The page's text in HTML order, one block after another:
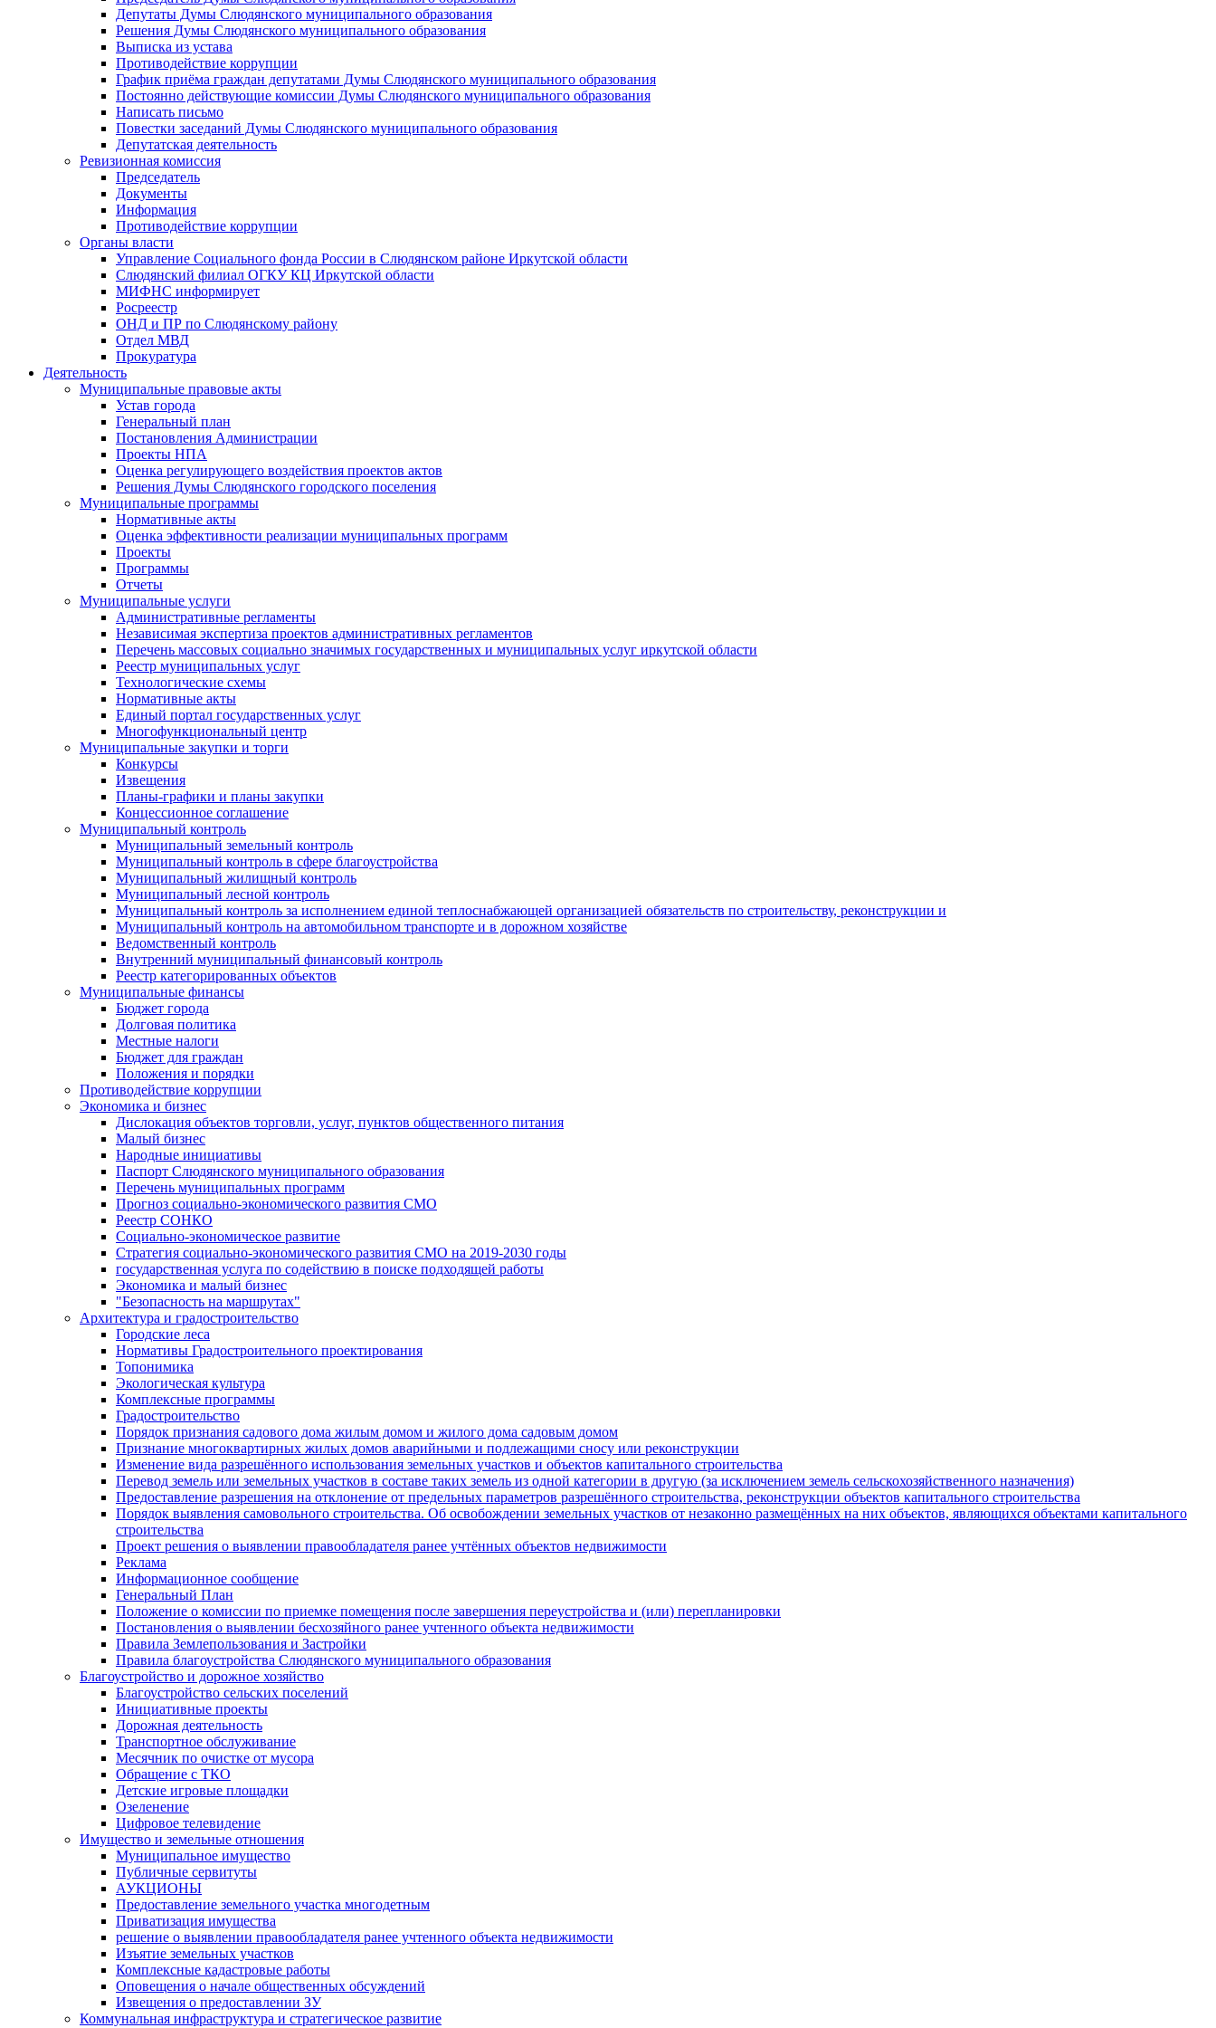
Депутаты Думы Слюдянского муниципального образования
Решения Думы Слюдянского муниципального образования
Выписка из устава
Противодействие коррупции
График приёма граждан депутатами Думы Слюдянского муниципального образования
Постоянно действующие комиссии Думы Слюдянского муниципального образования
Написать письмо
Повестки заседаний Думы Слюдянского муниципального образования
Депутатская деятельность
Ревизионная комиссия
Председатель
Документы
Информация
Противодействие коррупции
Органы власти
Управление Социального фонда России в Слюдянском районе Иркутской области
Слюдянский филиал ОГКУ КЦ Иркутской области
МИФНС информирует
Росреестр
ОНД и ПР по Слюдянскому району
Отдел МВД
Прокуратура
Деятельность
Муниципальные правовые акты
Устав города
Генеральный план
Постановления Администрации
Проекты НПА
Оценка регулирующего воздействия проектов актов
Решения Думы Слюдянского городского поселения
Муниципальные программы
Нормативные акты
Оценка эффективности реализации муниципальных программ
Проекты
Программы
Отчеты
Муниципальные услуги
Административные регламенты
Независимая экспертиза проектов административных регламентов
Перечень массовых социально значимых государственных и муниципальных услуг иркутской области
Реестр муниципальных услуг
Технологические схемы
Нормативные акты
Единый портал государственных услуг
Многофункциональный центр
Муниципальные закупки и торги
Конкурсы
Извещения
Планы-графики и планы закупки
Концессионное соглашение
Муниципальный контроль
Муниципальный земельный контроль
Муниципальный контроль в сфере благоустройства
Муниципальный жилищный контроль
Муниципальный лесной контроль
Муниципальный контроль за исполнением единой теплоснабжающей организацией обязательств по строительству, реконструкции и
Муниципальный контроль на автомобильном транспорте и в дорожном хозяйстве
Ведомственный контроль
Внутренний муниципальный финансовый контроль
Реестр категорированных объектов
Муниципальные финансы
Бюджет города
Долговая политика
Местные налоги
Бюджет для граждан
Положения и порядки
Противодействие коррупции
Экономика и бизнес
Дислокация объектов торговли, услуг, пунктов общественного питания
Малый бизнес
Народные инициативы
Паспорт Слюдянского муниципального образования
Перечень муниципальных программ
Прогноз социально-экономического развития СМО
Реестр СОНКО
Социально-экономическое развитие
Стратегия социально-экономического развития СМО на 2019-2030 годы
государственная услуга по содействию в поиске подходящей работы
Экономика и малый бизнес
"Безопасность на маршрутах"
Архитектура и градостроительство
Городские леса
Нормативы Градостроительного проектирования
Топонимика
Экологическая культура
Комплексные программы
Градостроительство
Порядок признания садового дома жилым домом и жилого дома садовым домом
Признание многоквартирных жилых домов аварийными и подлежащими сносу или реконструкции
Изменение вида разрешённого использования земельных участков и объектов капитального строительства
Перевод земель или земельных участков в составе таких земель из одной категории в другую (за исключением земель сельскохозяйственного назначения)
Предоставление разрешения на отклонение от предельных параметров разрешённого строительства, реконструкции объектов капитального строительства
Порядок выявления самовольного строительства. Об освобождении земельных участков от незаконно размещённых на них объектов, являющихся объектами капитального
строительства
Проект решения о выявлении правообладателя ранее учтённых объектов недвижимости
Реклама
Информационное сообщение
Генеральный План
Положение о комиссии по приемке помещения после завершения переустройства и (или) перепланировки
Постановления о выявлении бесхозяйного ранее учтенного объекта недвижимости
Правила Землепользования и Застройки
Правила благоустройства Слюдянского муниципального образования
Благоустройство и дорожное хозяйство
Благоустройство сельских поселений
Инициативные проекты
Дорожная деятельность
Транспортное обслуживание
Месячник по очистке от мусора
Обращение с ТКО
Детские игровые площадки
Озеленение
Цифровое телевидение
Имущество и земельные отношения
Муниципальное имущество
Публичные сервитуты
АУКЦИОНЫ
Предоставление земельного участка многодетным
Приватизация имущества
решение о выявлении правообладателя ранее учтенного объекта недвижимости
Изъятие земельных участков
Комплексные кадастровые работы
Оповещения о начале общественных обсуждений
Извещения о предоставлении ЗУ
Коммунальная инфраструктура и стратегическое развитие